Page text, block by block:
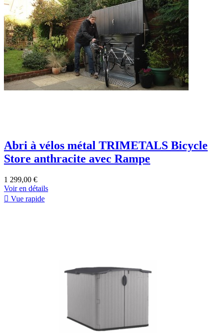
Abri à vélos métal TRIMETALS Bicycle
Store anthracite avec Rampe
1 299,00 €
Voir en détails
 Vue rapide